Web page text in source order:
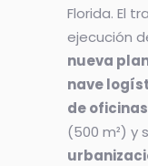
Florida. El
ejecución
nueva
nave
de oficinas
(500 m²) y